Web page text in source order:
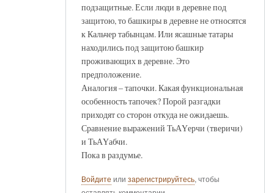
подзащитные. Если люди в деревне под
защитою, то башкиры в деревне не относятся
к Кальчер табынцам. Или ясашные татары
находились под защитою башкир
проживающих в деревне. Это
предположение.
Аналогия – тапочки. Какая функциональная
особенность тапочек? Порой разгадки
приходят со сторон откуда не ожидаешь.
Сравнение выражений ТьАҮерчи (тверичи)
и ТьАҮабчи.
Пока в раздумье.
Войдите или зарегистрируйтесь, чтобы